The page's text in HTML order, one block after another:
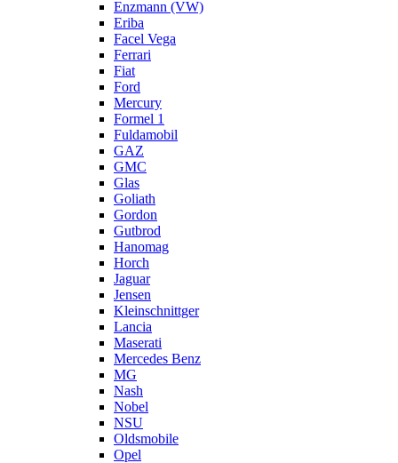
Enzmann (VW)
Eriba
Facel Vega
Ferrari
Fiat
Ford
Mercury
Formel 1
Fuldamobil
GAZ
GMC
Glas
Goliath
Gordon
Gutbrod
Hanomag
Horch
Jaguar
Jensen
Kleinschnittger
Lancia
Maserati
Mercedes Benz
MG
Nash
Nobel
NSU
Oldsmobile
Opel